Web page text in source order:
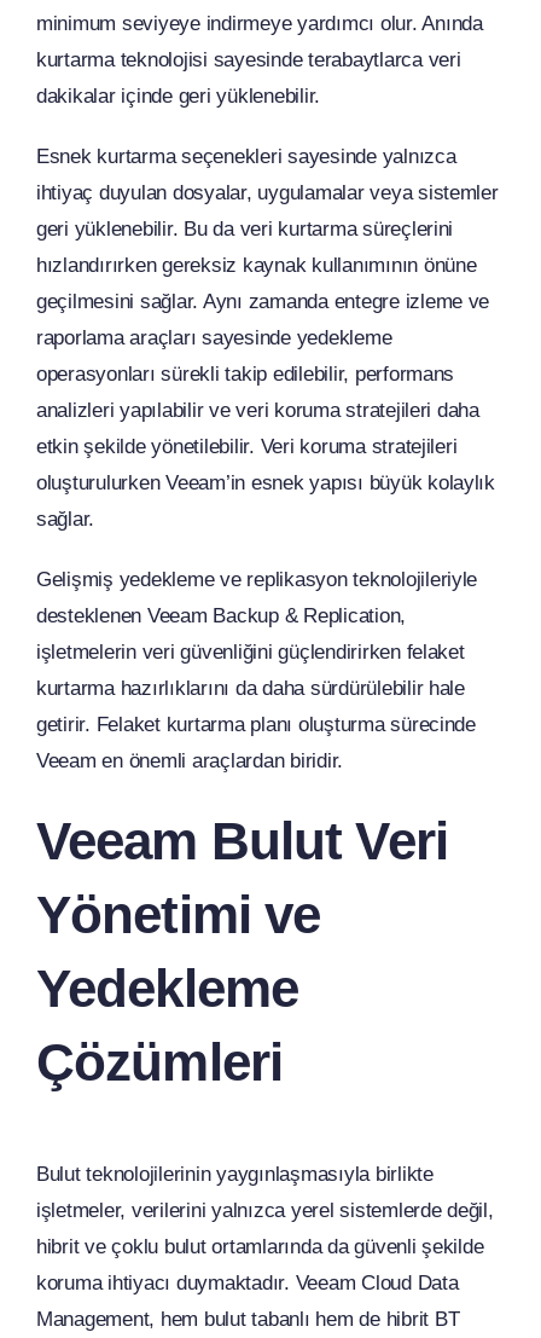
minimum seviyeye indirmeye yardımcı olur. Anında
kurtarma teknolojisi sayesinde terabaytlarca veri
dakikalar içinde geri yüklenebilir.
Esnek kurtarma seçenekleri sayesinde yalnızca
ihtiyaç duyulan dosyalar, uygulamalar veya sistemler
geri yüklenebilir. Bu da veri kurtarma süreçlerini
hızlandırırken gereksiz kaynak kullanımının önüne
geçilmesini sağlar. Aynı zamanda entegre izleme ve
raporlama araçları sayesinde yedekleme
operasyonları sürekli takip edilebilir, performans
analizleri yapılabilir ve veri koruma stratejileri daha
etkin şekilde yönetilebilir. Veri koruma stratejileri
oluşturulurken Veeam’in esnek yapısı büyük kolaylık
sağlar.
Gelişmiş yedekleme ve replikasyon teknolojileriyle
desteklenen Veeam Backup & Replication,
işletmelerin veri güvenliğini güçlendirirken felaket
kurtarma hazırlıklarını da daha sürdürülebilir hale
getirir. Felaket kurtarma planı oluşturma sürecinde
Veeam en önemli araçlardan biridir.
Veeam Bulut Veri
Yönetimi ve
Yedekleme
Çözümleri
Bulut teknolojilerinin yaygınlaşmasıyla birlikte
işletmeler, verilerini yalnızca yerel sistemlerde değil,
hibrit ve çoklu bulut ortamlarında da güvenli şekilde
koruma ihtiyacı duymaktadır. Veeam Cloud Data
Management, hem bulut tabanlı hem de hibrit BT